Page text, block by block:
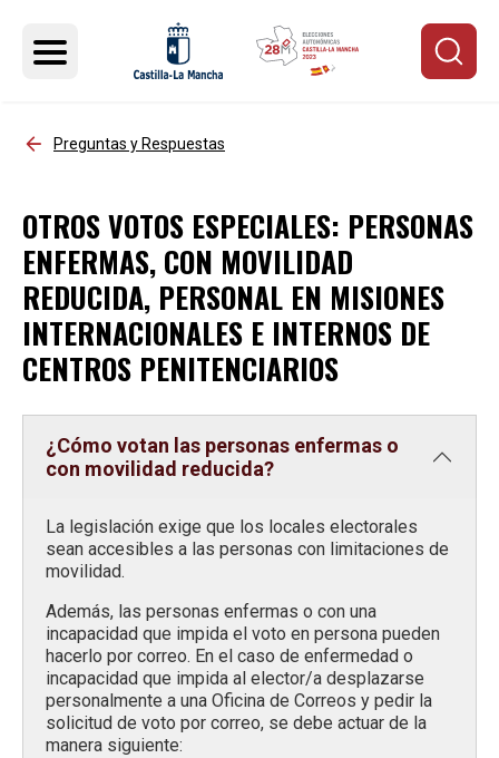
Preguntas y Respuestas
OTROS VOTOS ESPECIALES: PERSONAS
ENFERMAS, CON MOVILIDAD
REDUCIDA, PERSONAL EN MISIONES
INTERNACIONALES E INTERNOS DE
CENTROS PENITENCIARIOS
¿Cómo votan las personas enfermas o
con movilidad reducida?
La legislación exige que los locales electorales
sean accesibles a las personas con limitaciones de
movilidad.
Además, las personas enfermas o con una
incapacidad que impida el voto en persona pueden
hacerlo por correo. En el caso de enfermedad o
incapacidad que impida al elector/a desplazarse
personalmente a una Oficina de Correos y pedir la
solicitud de voto por correo, se debe actuar de la
manera siguiente: